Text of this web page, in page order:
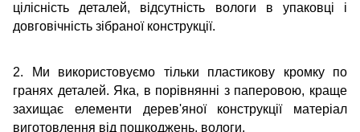
цілісність деталей, відсутність вологи в упаковці і
довговічність зібраної конструкції.
2. Ми використовуємо тільки пластикову кромку по
гранях деталей. Яка, в порівнянні з паперовою, краще
захищає елементи дерев'яної конструкції матеріал
виготовлення від пошкоджень, вологи.